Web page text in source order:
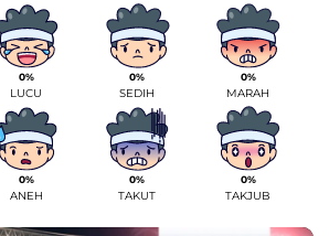
0%
LUCU
0%
SEDIH
0%
MARAH
0%
ANEH
0%
TAKUT
0%
TAKJUB